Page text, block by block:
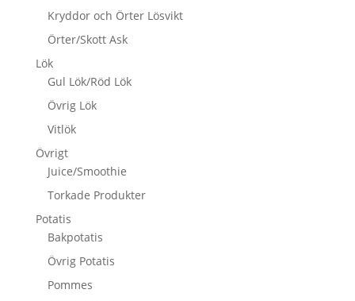
Kryddor och Örter Lösvikt
Örter/Skott Ask
Lök
Gul Lök/Röd Lök
Övrig Lök
Vitlök
Övrigt
Juice/Smoothie
Torkade Produkter
Potatis
Bakpotatis
Övrig Potatis
Pommes